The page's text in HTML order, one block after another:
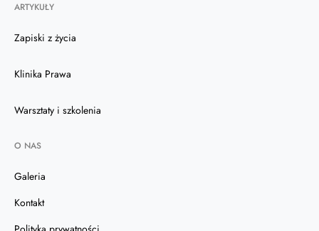
ARTYKUŁY
Zapiski z życia
Klinika Prawa
Warsztaty i szkolenia
O NAS
Galeria
Kontakt